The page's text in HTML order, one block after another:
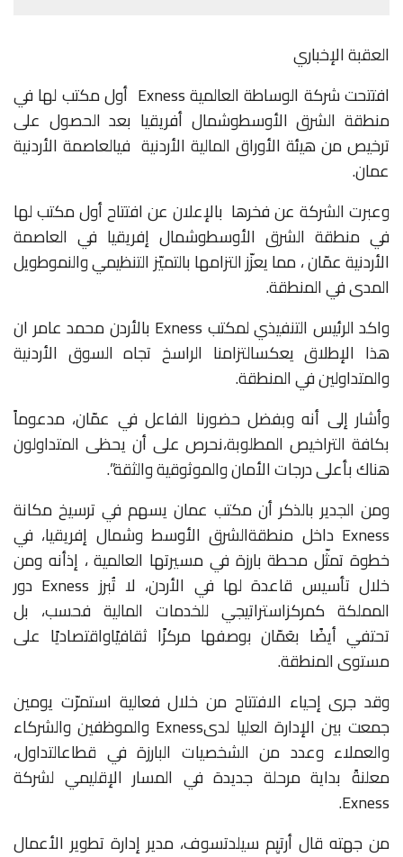
العقبة الإخباري
افتتحتشركة الوساطةالعالميةExness أولمكتبلهافي
منطقة الشرق الأوسطوشمال أفريقيا بعد الحصول على
ترخيصمنهيئة الأوراق المالية الأردنية فيالعاصمة الأردنية
عمان.
وعبرتالشركة عنفخرها بالإعلان عنافتتاحأولمكتبلها
في منطقة الشرق الأوسطوشمال إفريقيا في العاصمة
الأردنيةعمّان،ممايعزّزالتزامهابالتميّزالتنظيميوالنموطويل
المدىفيالمنطقة.
واكدالرئيس التنفيذيلمكتب بالأردنمحمد عامر ان
هذا الإطلاق يعكسالتزامنا الراسخ تجاه السوق الأردنية
والمتداولينفيالمنطقة.
وأشار إلى أنه وبفضل حضورنا الفاعل في عمّان، مدعوماً
بكافة التراخيص المطلوبة،نحرص على أن يحظى المتداولون
هناكبأعلىدرجاتالأمانوالموثوقيةوالثقة”.
ومن الجدير بالذكر أن مكتب عمان يسهم في ترسيخ مكانة
Exness داخل منطقةالشرق الأوسط وشمال إفريقيا، في
خطوة تمثّل محطة بارزة في مسيرتها العالمية ، إذأنه ومن
خلال تأسيس قاعدة لها في الأردن، لا تُبرز
دور
المملكة كمركزاستراتيجي للخدمات المالية فحسب، بل
تحتفي أيضًا بعَمّان بوصفها مركزًا ثقافيًاواقتصاديًا على
مستوىالمنطقة.
وقد جرى إحياء الافتتاح من خلال فعالية استمرّت يومين
جمعت بين الإدارة العليا لدىExness والموظفين والشركاء
والعملاء وعدد من الشخصيات البارزة في قطاعالتداول،
معلنةً بداية مرحلة جديدة في المسار الإقليمي لشركة
Exness.
من جهته قال أرتيِم سيلدتسوف، مدير إدارة تطوير الأعمال